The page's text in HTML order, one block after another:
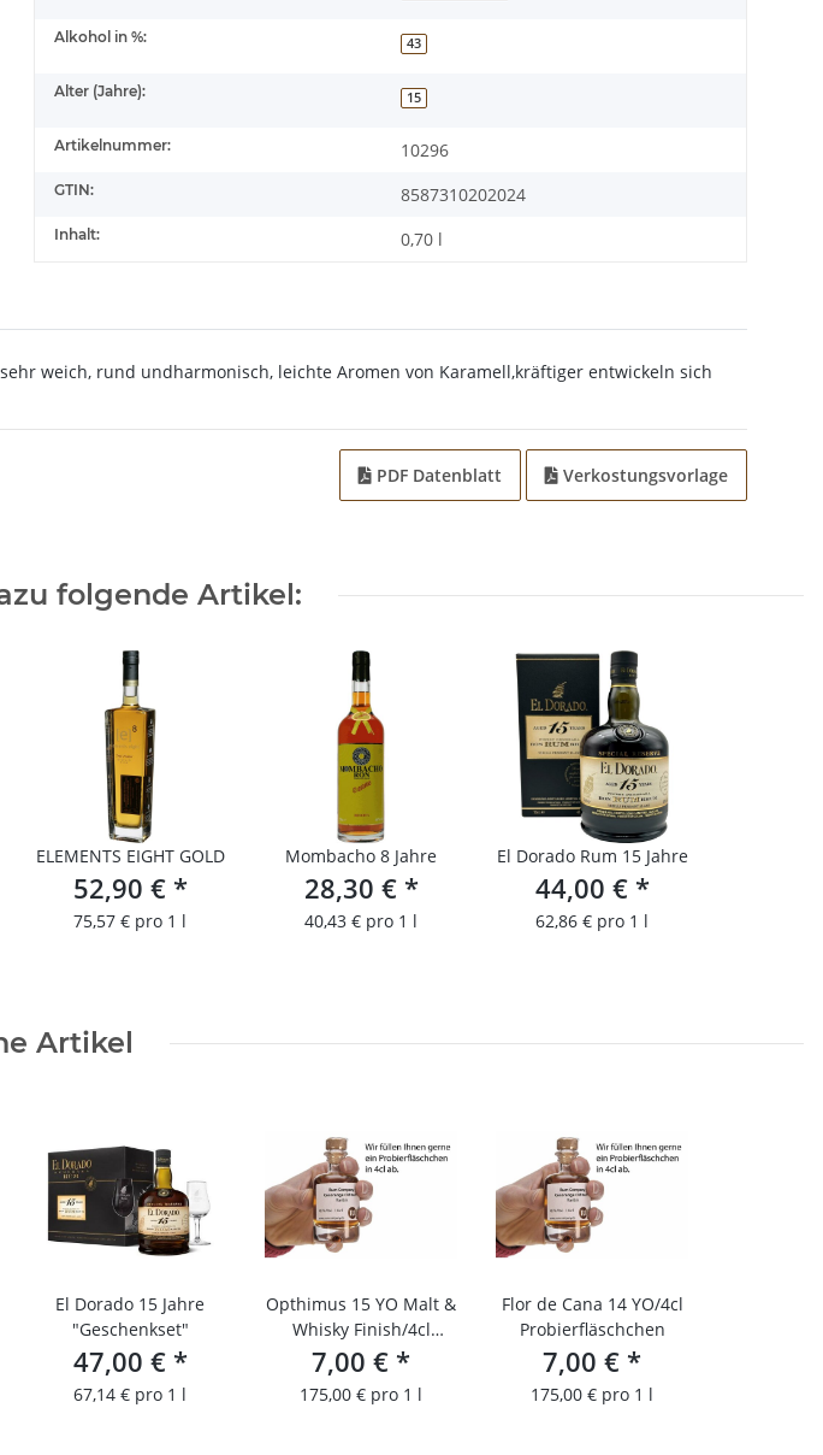
Alkohol in %: 43
Alter (Jahre): 15
Artikelnummer: 10296
GTIN: 8587310202024
Inhalt: 0,70 l
weich, rund undharmonisch, leichte Aromen von Karamell,kräftiger entwickeln sich
PDF Datenblatt Verkostungsvorlage
folgende Artikel:
ELEMENTS EIGHT GOLD
52,90 € *
75,57 € pro 1 l
Mombacho 8 Jahre
28,30 € *
40,43 € pro 1 l
El Dorado Rum 15 Jahre
44,00 € *
62,86 € pro 1 l
Artikel
El Dorado 15 Jahre
"Geschenkset"
47,00 € *
67,14 € pro 1 l
Opthimus 15 YO Malt &
Whisky Finish/4cl
Probierfläschchen
7,00 € *
175,00 € pro 1 l
Flor de Cana 14 YO/4cl
Probierfläschchen
7,00 € *
175,00 € pro 1 l